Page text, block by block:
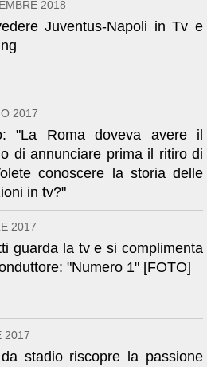
2018
Juventus-Napoli in Tv e
2017
"La Roma doveva avere il
di annunciare prima il ritiro di
conoscere la storia delle
in tv?"
2017
guarda la tv e si complimenta
"Numero 1" [FOTO]
2017
stadio riscopre la passione